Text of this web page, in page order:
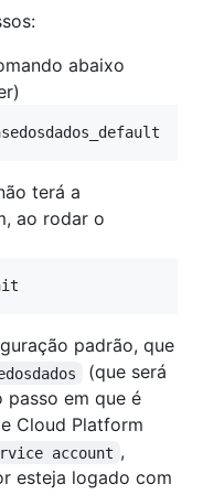
abaixo
terá a
ao rodar o
padrão, que
(que será
passo em que é
Cloud Platform
account ,
esteja logado com